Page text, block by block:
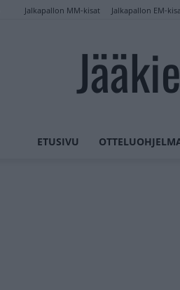
Jalkapallon MM-kisat Jalkapallon EM-
ETUSIVU